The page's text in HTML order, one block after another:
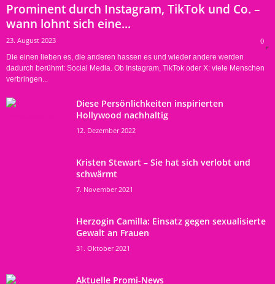
Prominent durch Instagram, TikTok und Co. –
wann lohnt sich eine...
23. August 2023 0
Die einen lieben es, die anderen hassen es und wieder andere werden
dadurch berühmt: Social Media. Ob Instagram, TikTok oder X: viele Menschen
verbringen...
Diese Persönlichkeiten inspirierten
Hollywood nachhaltig
12. Dezember 2022
Kristen Stewart – Sie hat sich verlobt und
schwärmt
7. November 2021
Herzogin Camilla: Einsatz gegen sexualisierte
Gewalt an Frauen
31. Oktober 2021
Aktuelle Promi-News